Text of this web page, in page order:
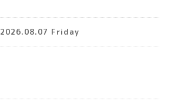
2026.08.07 Friday